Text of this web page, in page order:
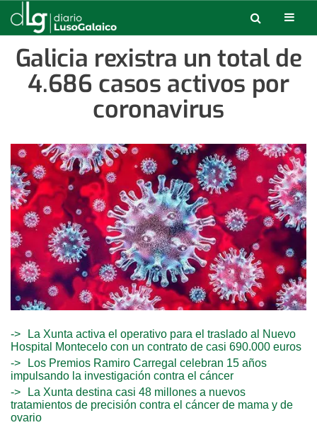
Galicia rexistra un total de
4.686 casos activos por
coronavirus
La Xunta activa el operativo para el traslado al Nuevo
Hospital Montecelo con un contrato de casi 690.000 euros
Los Premios Ramiro Carregal celebran 15 años
impulsando la investigación contra el cáncer
La Xunta destina casi 48 millones a nuevos
tratamientos de precisión contra el cáncer de mama y de
ovario